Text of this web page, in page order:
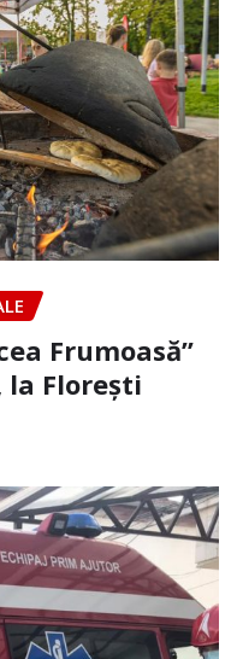
Frumoasă”
Florești